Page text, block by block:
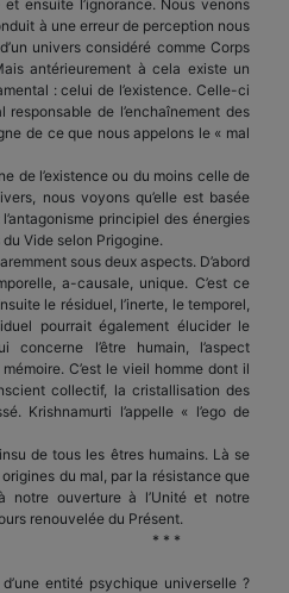
et ensuite l’ignorance. Nous venons
à une erreur de perception nous
univers considéré comme Corps
antérieurement à cela existe un
: celui de l’existence. Celle-ci
de l’enchaînement des
de ce que nous appelons le « mal
de l’existence ou du moins celle de
nous voyons qu’elle est basée
principiel des énergies
Vide selon Prigogine.
sous deux aspects. D’abord
a-causale, unique. C’est ce
le résiduel, l’inerte, le temporel,
pourrait également élucider le
l’être humain, l’aspect
C’est le vieil homme dont il
collectif, la cristallisation des
Krishnamurti l’appelle « l’ego de
de tous les êtres humains. Là se
du mal, par la résistance que
notre ouverture à l’Unité et notre
renouvelée du Présent.
* * *
entité psychique universelle ?